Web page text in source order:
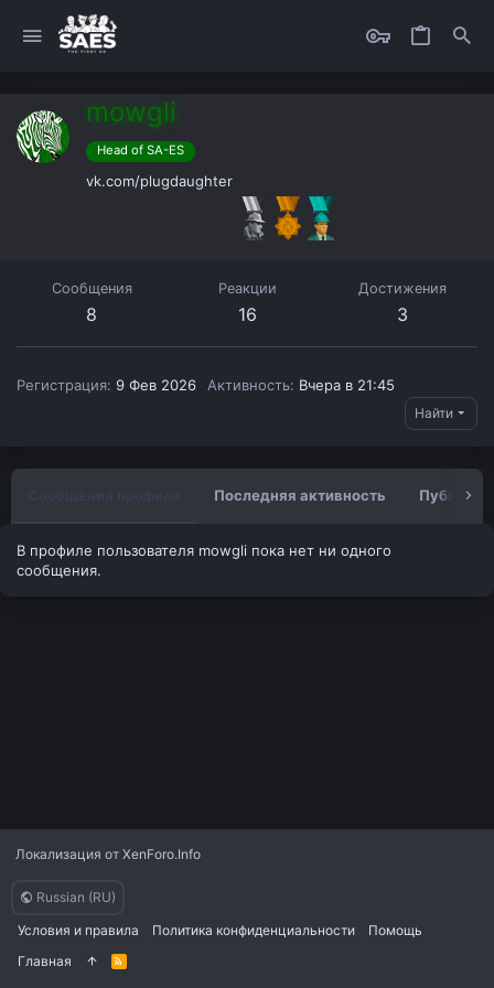
mowgli
Head of SA-ES
vk.com/plugdaughter
Сообщения
8
Реакции
16
Достижения
3
Регистрация 9 Фев 2026 Активность Вчера в 21:45
Найти
Последняя активность
В профиле пользователя mowgli пока нет ни одного
сообщения.
Russian (RU)
Условия и правила
Политика конфиденциальности
Помощь
Главная
R
Локализация от XenForo.Info